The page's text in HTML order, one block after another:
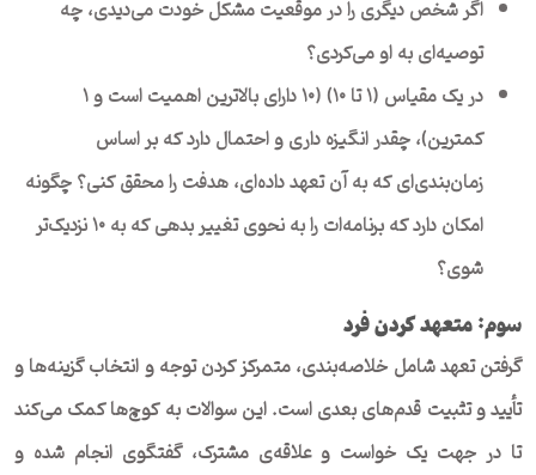
اگر شخص دیگری را در موقعیت مشکل خودت می‌دیدی، چه
توصیه‌ای به او می‌کردی؟
در یک مقیاس (۱ تا ۱۰) (۱۰ دارای بالاترین اهمیت است و ۱
کمترین)، چقدر انگیزه داری و احتمال دارد که بر اساس
زمان‌بندی‌ای که به آن تعهد داده‌ای، هدفت را محقق کنی؟ چگونه
امکان دارد که برنامه‌ات را به نحوی تغییر بدهی که به ۱۰ نزدیک‌تر
شوی؟
سوم: متعهد کردن فرد
گرفتن تعهد شامل خلاصه‌بندی، متمرکز کردن توجه و انتخاب گزینه‌ها و
تأیید و تثبیت قدم‌های بعدی است. این سوالات به کوچ‌ها کمک می‌کند
تا در جهت یک خواست و علاقه‌ی مشترک، گفتگوی انجام شده و